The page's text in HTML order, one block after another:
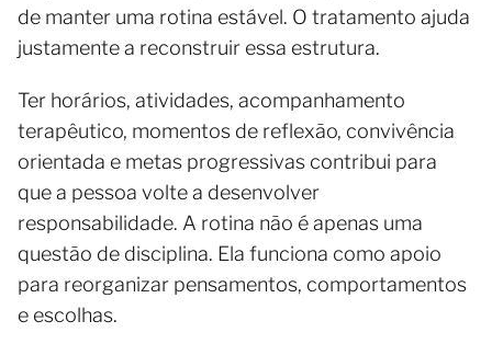
de manter uma rotina estável. O tratamento ajuda
justamente a reconstruir essa estrutura.
Ter horários, atividades, acompanhamento
terapêutico, momentos de reflexão, convivência
orientada e metas progressivas contribui para
que a pessoa volte a desenvolver
responsabilidade. A rotina não é apenas uma
questão de disciplina. Ela funciona como apoio
para reorganizar pensamentos, comportamentos
e escolhas.